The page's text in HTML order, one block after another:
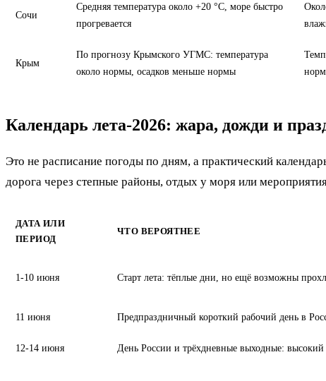
Сочи
Средняя температура около +20 °C, море быстро
прогревается
Крым
По прогнозу Крымского УГМС: температура
около нормы, осадков меньше нормы
Календарь лета-2026: жара, дожди и
Это не расписание погоды по дням, а практический
дорога через степные районы, отдых у моря или
ДАТА ИЛИ
ПЕРИОД
ЧТО ВЕРОЯТНЕЕ
1-10 июня Старт лета: тёплые дни, но ещё возможны
11 июня Предпраздничный короткий рабочий день в
12-14 июня День России и трёхдневные выходные: